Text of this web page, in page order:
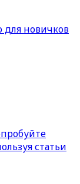
для новичков
статьи